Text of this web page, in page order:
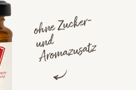
o
h
ne
Z
uc
ker-
u
n
d
Aro
maz
usatz